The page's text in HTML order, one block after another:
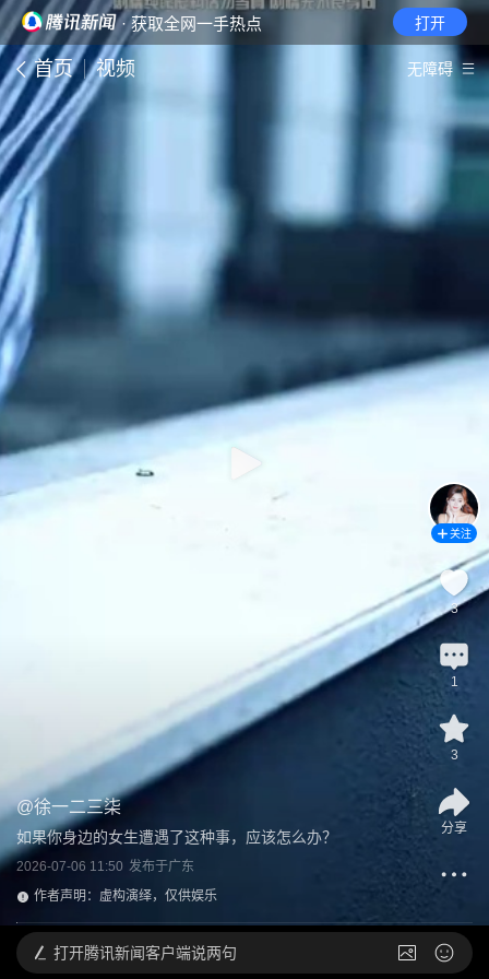
· 获取全网一手热点 打开
首页 视频 无障碍
@徐一二三柒
如果你身边的女生遭遇了这种事，应该怎么办？
2026-07-06 11:50 发布于广东
作者声明：虚构演绎，仅供娱乐
关注
3
1
3
分享
打开腾讯新闻客户端说两句